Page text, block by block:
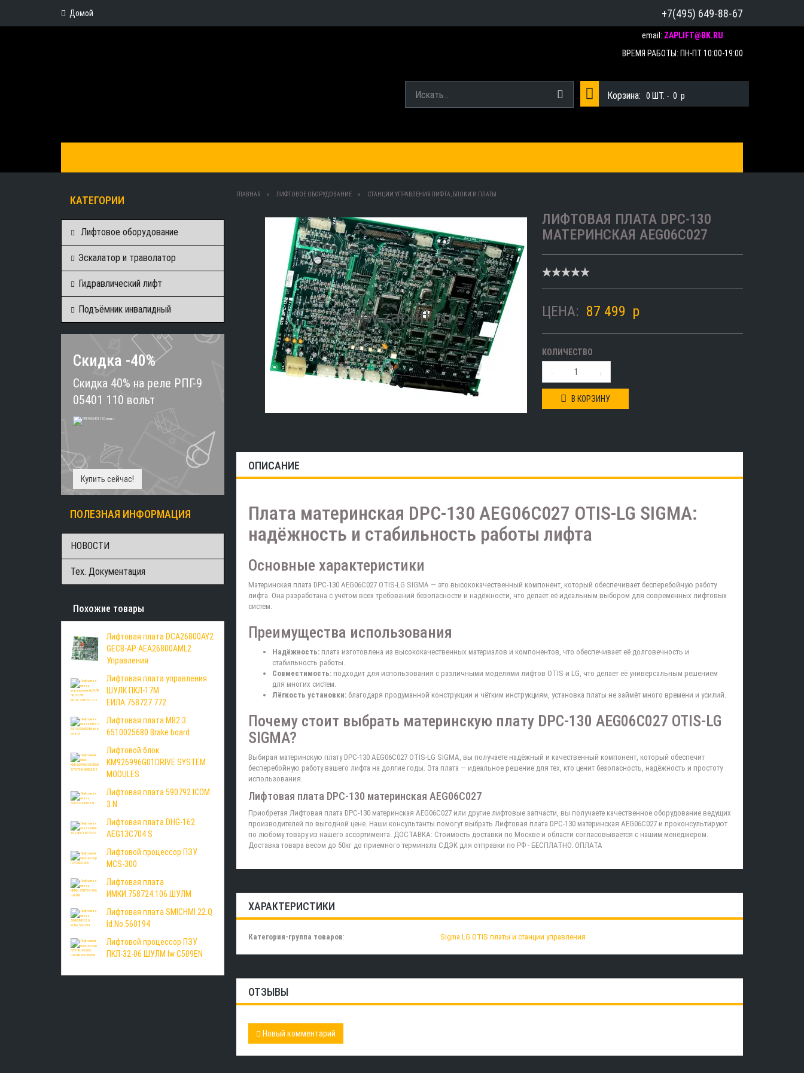
Домой +7(495) 649-88-67
email: ZAPLIFT@BK.RU
ВРЕМЯ РАБОТЫ: ПН-ПТ 10:00-19:00
Корзина: 0 ШТ. - 0 p
КАТЕГОРИИ
Лифтовое оборудование
Эскалатор и траволатор
Гидравлический лифт
Подъёмник инвалидный
Скидка -40%
Скидка 40% на реле РПГ-9
05401 110 вольт
Купить сейчас!
ПОЛЕЗНАЯ ИНФОРМАЦИЯ
НОВОСТИ
Тех. Документация
Похожие товары
Лифтовая плата DCA26800AY2
GECB-AP AEA26800AML2
Управления
Лифтовая плата управления
ШУЛК ПКЛ-17М
ЕИЛА.758727.772
Лифтовая плата MB2.3
6510025680 Brake board
Лифтовой блок
KM926996G01DRIVE SYSTEM
MODULES
Лифтовая плата 590792 ICOM
3.N
Лифтовая плата DHG-162
AEG13C704 S
Лифтовой процессор ПЗУ
MCS-300
Лифтовая плата
ИМКИ.758724.106 ШУЛМ
Лифтовая плата SMICHMI 22.Q
Id.No.560194
Лифтовой процессор ПЗУ
ПКЛ-32-06 ШУЛМ lw C509EN
ГЛАВНАЯ ЛИФТОВОЕ ОБОРУДОВАНИЕ СТАНЦИИ УПРАВЛЕНИЯ ЛИФТА, БЛОКИ И ПЛАТЫ
ЛИФТОВАЯ ПЛАТА DPC-130
МАТЕРИНСКАЯ AEG06C027
ЦЕНА: 87 499 p
КОЛИЧЕСТВО
В КОРЗИНУ
ОПИСАНИЕ
Плата материнская DPC-130 AEG06C027 OTIS-LG SIGMA:
надёжность и стабильность работы лифта
Основные характеристики
Материнская плата DPC-130 AEG06C027 OTIS-LG SIGMA — это высококачественный компонент, который обеспечивает бесперебойную работу
лифта. Она разработана с учётом всех требований безопасности и надёжности, что делает её идеальным выбором для современных лифтовых
систем.
Преимущества использования
Надёжность:плата изготовлена из высококачественных материалов и компонентов, что обеспечивает её долговечность и
стабильность работы.
Совместимость:подходит для использования с различными моделями лифтов OTIS и LG, что делает её универсальным решением
для многих систем.
Лёгкость установки:благодаря продуманной конструкции и чётким инструкциям, установка платы не займёт много времени и усилий.
Почему стоит выбрать материнскую плату DPC-130 AEG06C027 OTIS-LG
SIGMA?
Выбирая материнскую плату DPC-130 AEG06C027 OTIS-LG SIGMA, вы получаете надёжный и качественный компонент, который обеспечит
бесперебойную работу вашего лифта на долгие годы. Эта плата — идеальное решение для тех, кто ценит безопасность, надёжность и простоту
использования.
Лифтовая плата DPC-130 материнская AEG06C027
Приобретая Лифтовая плата DPC-130 материнская AEG06C027 или другие лифтовые запчасти, вы получаете качественное оборудование ведущих
производителей по выгодной цене. Наши консультанты помогут выбрать Лифтовая плата DPC-130 материнская AEG06C027 и проконсультируют
по любому товару из нашего ассортимента. ДОСТАВКА: Стоимость доставки по Москве и области согласовывается с нашим менеджером.
Доставка товара весом до 50кг до приемного терминала СДЭК для отправки по РФ - БЕСПЛАТНО. ОПЛАТА
ХАРАКТЕРИСТИКИ
Категория-группа товаров: Sigma LG OTIS платы и станции управления
ОТЗЫВЫ
Новый комментарий